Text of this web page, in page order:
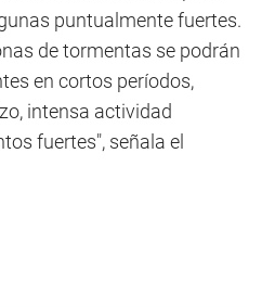
puntualmente fuertes.
de tormentas se podrán
en cortos períodos,
intensa actividad
fuertes", señala el